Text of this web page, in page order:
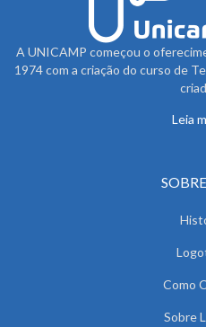
A UNICAMP começou o
1974 com a criação do curso de
Leia
Como
Sobre